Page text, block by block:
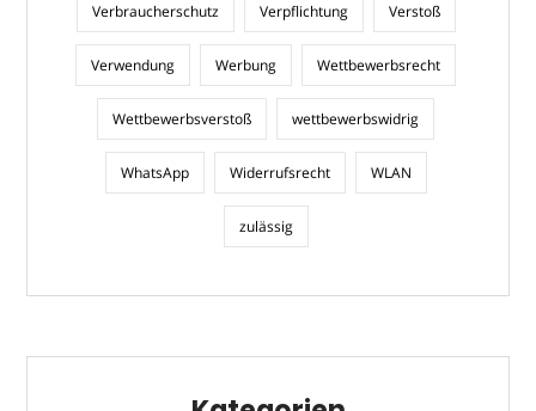
Verbraucherschutz Verpflichtung Verstoß
Verwendung Werbung Wettbewerbsrecht
Wettbewerbsverstoß wettbewerbswidrig
WhatsApp Widerrufsrecht WLAN
zulässig